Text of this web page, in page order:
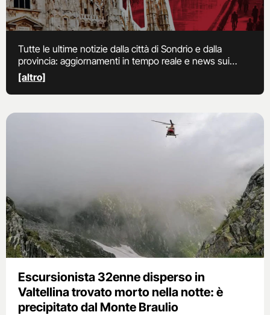
Tutte le ultime notizie dalla città di Sondrio e dalla
provincia: aggiornamenti in tempo reale e news sui
principali fatti di cronaca
[altro]
Escursionista 32enne disperso in
Valtellina trovato morto nella notte: è
precipitato dal Monte Braulio